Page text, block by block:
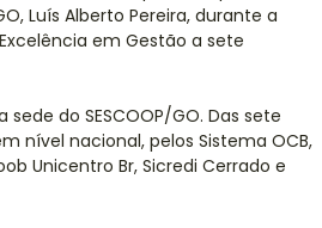
Luís Alberto Pereira, durante a
em Gestão a sete
do SESCOOP/GO. Das sete
nível nacional, pelos Sistema OCB,
Unicentro Br, Sicredi Cerrado e